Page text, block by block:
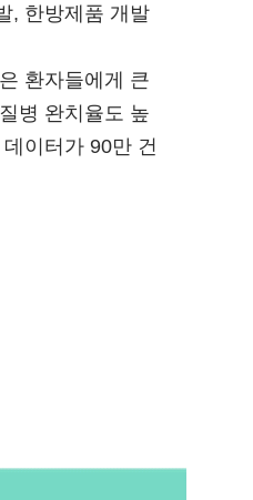
, 한방제품 개발
환자들에게 큰
병 완치율도 높
이터가 90만 건